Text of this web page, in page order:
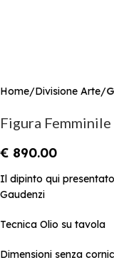
Home Divisione Arte
Figura Femminile
€ 890.00
Il dipinto qui
Gaudenzi
Tecnica Olio su tavola
Dimensioni senza